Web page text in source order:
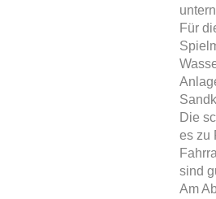
Für
Die
es zu
sind
Am